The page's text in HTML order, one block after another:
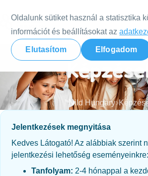
Oldalunk sütiket használ a statisztika
információt és beállításokat az
Elutasítom Elfogadom
Nild Hungary
Jelentkezések megnyitása
Kedves Látogató! Az alábbiak szerint
jelentkezési lehetőség eseményeinkre:
Tanfolyam: 2-4 hónappal a